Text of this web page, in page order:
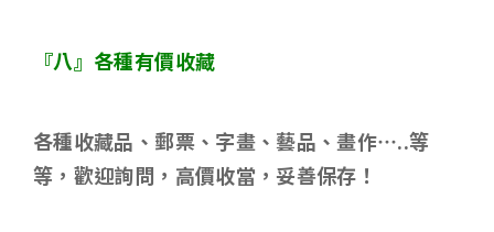
『八』各種有價收藏
各種收藏品、郵票、字畫、藝品、畫作…..等
等，歡迎詢問，高價收當，妥善保存！